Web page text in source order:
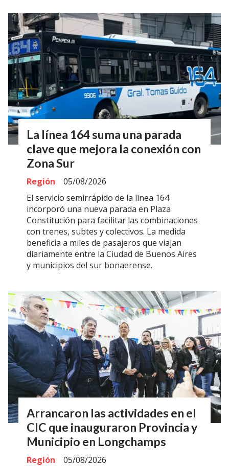
La línea 164 suma una parada
clave que mejora la conexión con
Zona Sur
Región
05/08/2026
El servicio semirrápido de la línea 164
incorporó una nueva parada en Plaza
Constitución para facilitar las combinaciones
con trenes, subtes y colectivos. La medida
beneficia a miles de pasajeros que viajan
diariamente entre la Ciudad de Buenos Aires
y municipios del sur bonaerense.
Arrancaron las actividades en el
CIC que inauguraron Provincia y
Municipio en Longchamps
Región
05/08/2026